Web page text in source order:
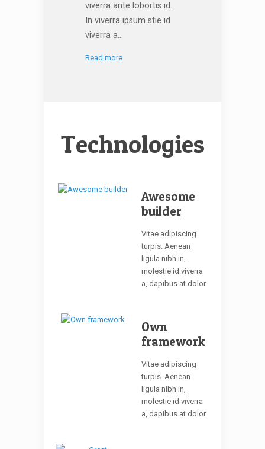
viverra ante lobortis id.
In viverra ipsum stie id
viverra a...
Read more
Technologies
Awesome
builder
Vitae adipiscing
turpis. Aenean
ligula nibh in,
molestie id viverra
a, dapibus at dolor.
Own
framework
Vitae adipiscing
turpis. Aenean
ligula nibh in,
molestie id viverra
a, dapibus at dolor.